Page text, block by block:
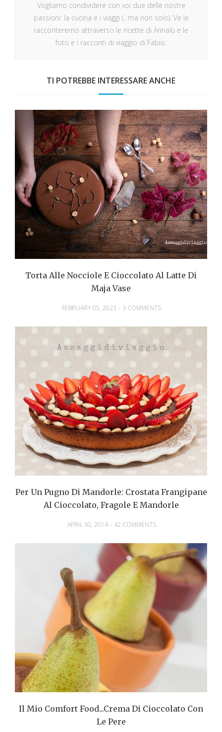
Vogliamo condividere con voi due delle nostre
passioni: la cucina e i viaggi (...ma non solo). Ve le
racconteremo attraverso le ricette di Annalù e le
foto e i racconti di viaggio di Fabio.
TI POTREBBE INTERESSARE ANCHE
Torta Alle Nocciole E Cioccolato Al Latte Di
Maja Vase
FEBRUARY 05, 2023 - 3 COMMENTS
Per Un Pugno Di Mandorle: Crostata Frangipane
Al Cioccolato, Fragole E Mandorle
APRIL 30, 2014 - 42 COMMENTS
Il Mio Comfort Food...Crema Di Cioccolato Con
Le Pere